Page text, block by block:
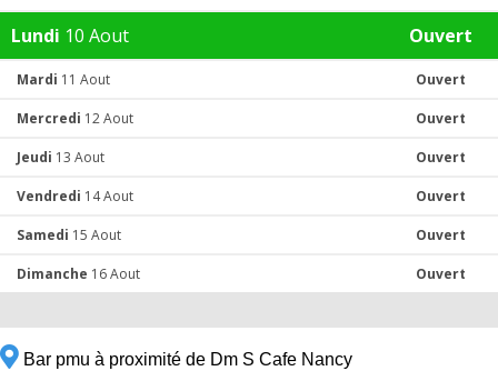
Lundi 10 Aout Ouvert
Mardi 11 Aout Ouvert
Mercredi 12 Aout Ouvert
Jeudi 13 Aout Ouvert
Vendredi 14 Aout Ouvert
Samedi 15 Aout Ouvert
Dimanche 16 Aout Ouvert
Bar pmu à proximité de Dm S Cafe Nancy